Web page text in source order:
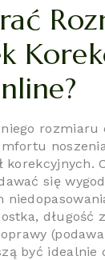
rozmiaru
korekcyjnych.
się
długość
być idealnie